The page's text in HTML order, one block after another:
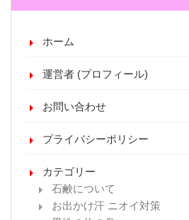
ホーム
運営者 (プロフィール)
お問い合わせ
プライバシーポリシー
カテゴリー
石鹸について
お出かけ汗 ニオイ対策